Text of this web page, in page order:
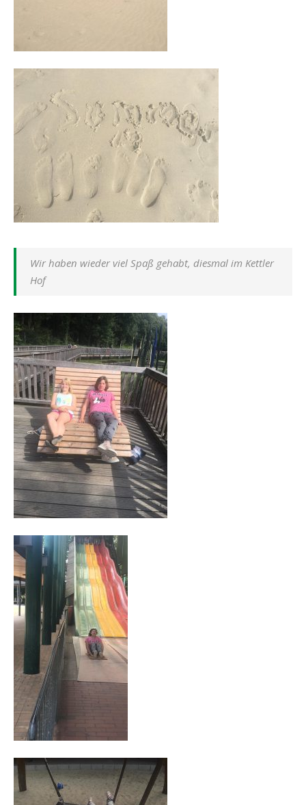
Wir haben wieder viel Spaß gehabt, diesmal im Kettler
Hof